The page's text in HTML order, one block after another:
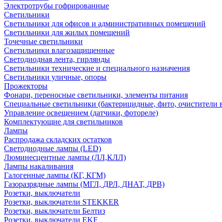
Электротрубы гофрированные
Светильники
Светильники для офисов и административных помещений
Светильники для жилых помещений
Точечные светильники
Светильники влагозащищенные
Светодиодная лента, гирлянды
Светильники технические и специального назначения
Светильники уличные, опоры
Прожекторы
Фонари, переносные светильники, элементы питания
Специальные светильники (бактерицидные, фито, очистители
Управление освещением (датчики, фотореле)
Комплектующие для светильников
Лампы
Распродажа складских остатков
Светодиодные лампы (LED)
Люминесцентные лампы (ЛЛ,КЛЛ)
Лампы накаливания
Галогенные лампы (КГ, КГМ)
Газоразрядные лампы (МГЛ, ДРЛ, ДНАТ, ДРВ)
Розетки, выключатели
Розетки, выключатели STEKKER
Розетки, выключатели Белтиз
Розетки, выключатели EKF